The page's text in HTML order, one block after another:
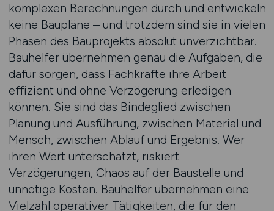
komplexen Berechnungen durch und entwickeln
keine Baupläne – und trotzdem sind sie in vielen
Phasen des Bauprojekts absolut unverzichtbar.
Bauhelfer übernehmen genau die Aufgaben, die
dafür sorgen, dass Fachkräfte ihre Arbeit
effizient und ohne Verzögerung erledigen
können. Sie sind das Bindeglied zwischen
Planung und Ausführung, zwischen Material und
Mensch, zwischen Ablauf und Ergebnis. Wer
ihren Wert unterschätzt, riskiert
Verzögerungen, Chaos auf der Baustelle und
unnötige Kosten. Bauhelfer übernehmen eine
Vielzahl operativer Tätigkeiten, die für den